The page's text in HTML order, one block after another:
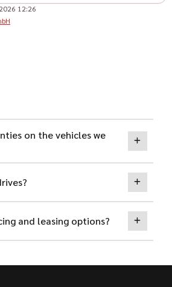
12:26
on the vehicles we
and leasing options?